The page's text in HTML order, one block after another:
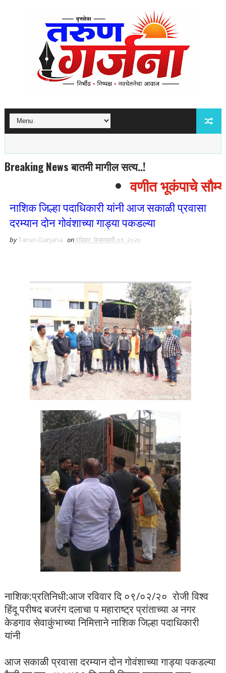
Breaking News बातमी मागील सत्य..!
वणीत भूकंपाचे सौम्य
नाशिक जिल्हा पदाधिकारी यांनी आज सकाळी प्रवासा
दरम्यान दोन गोवंशाच्या गाड्या पकडल्या
byTarun Garjana onरविवार, फेब्रुवारी ०९, २०२०
नाशिक:प्रतिनिधी:आज रविवार दि ०९/०२/२० रोजी विश्व
हिंदू परीषद बजरंग दलाचा प महाराष्ट्र प्रांताच्या अ नगर
केडगाव सेवाकुंभाच्या निमित्ताने नाशिक जिल्हा पदाधिकारी
यांनी
आज सकाळी प्रवासा दरम्यान दोन गोवंशाच्या गाड्या पकडल्या